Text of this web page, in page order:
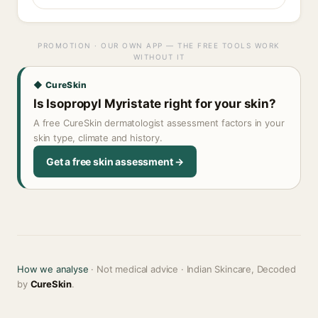
PROMOTION · OUR OWN APP — THE FREE TOOLS WORK
WITHOUT IT
◆ CureSkin
Is Isopropyl Myristate right for your skin?
A free CureSkin dermatologist assessment factors in your
skin type, climate and history.
Get a free skin assessment →
How we analyse · Not medical advice · Indian Skincare, Decoded
by CureSkin.